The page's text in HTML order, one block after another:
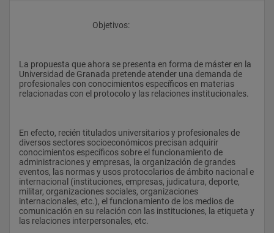
					Objetivos:
La propuesta que ahora se presenta en forma de máster en la
Universidad de Granada pretende atender una demanda de
profesionales con conocimientos específicos en materias
relacionadas con el protocolo y las relaciones institucionales.
En efecto, recién titulados universitarios y profesionales de
diversos sectores socioeconómicos precisan adquirir
conocimientos específicos sobre el funcionamiento de
administraciones y empresas, la organización de grandes
eventos, las normas y usos protocolarios de ámbito nacional e
internacional (instituciones, empresas, judicatura, deporte,
militar, organizaciones sociales, organizaciones
internacionales, etc.), el funcionamiento de los medios de
comunicación en su relación con las instituciones, la etiqueta y
las relaciones interpersonales, etc.